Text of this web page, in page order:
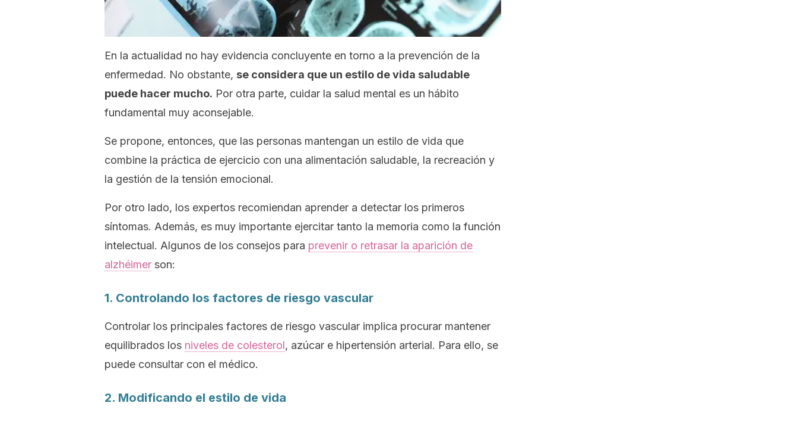
En la actualidad no hay evidencia concluyente en torno a la prevención de la
enfermedad. No obstante, se considera que un estilo de vida saludable
puede hacer mucho. Por otra parte, cuidar la salud mental es un hábito
fundamental muy aconsejable.
Se propone, entonces, que las personas mantengan un estilo de vida que
combine la práctica de ejercicio con una alimentación saludable, la recreación y
la gestión de la tensión emocional.
Por otro lado, los expertos recomiendan aprender a detectar los primeros
síntomas. Además, es muy importante ejercitar tanto la memoria como la función
intelectual. Algunos de los consejos para prevenir o retrasar la aparición de
alzhéimer son:
1. Controlando los factores de riesgo vascular
Controlar los principales factores de riesgo vascular implica procurar mantener
equilibrados los niveles de colesterol, azúcar e hipertensión arterial. Para ello, se
puede consultar con el médico.
2. Modificando el estilo de vida